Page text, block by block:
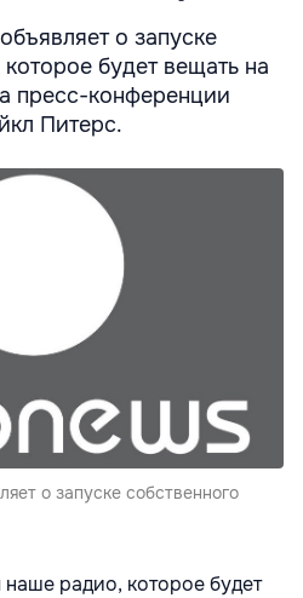
о запуске
будет вещать на
пресс-конференции
Питерс.
о запуске собственного
радио, которое будет